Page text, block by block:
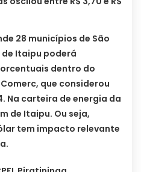
28 municípios de São
de Itaipu poderá
dentro do
que considerou
Na carteira de energia da
de Itaipu. Ou seja,
tem impacto relevante